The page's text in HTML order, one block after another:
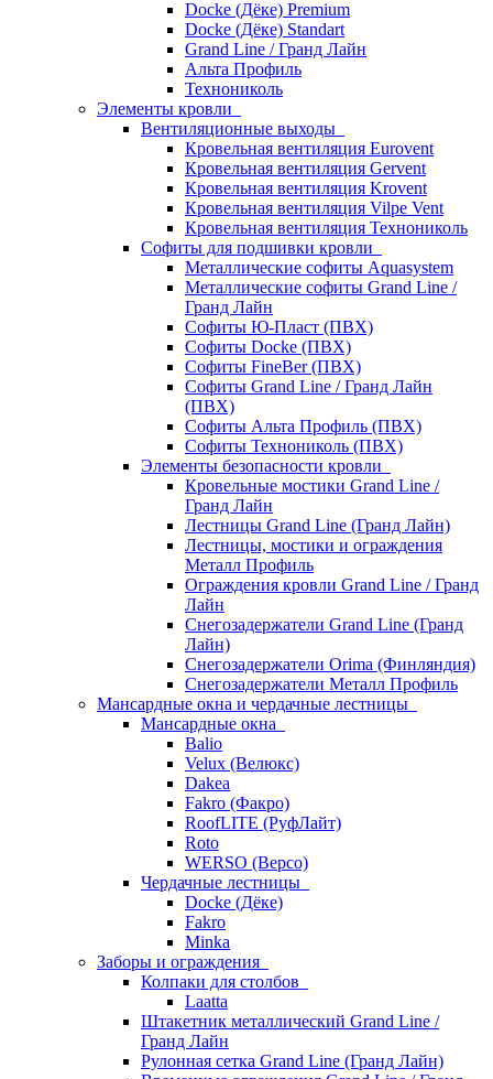
Docke (Дёке) Premium
Docke (Дёке) Standart
Grand Line / Гранд Лайн
Альта Профиль
Технониколь
Элементы кровли
Вентиляционные выходы
Кровельная вентиляция Eurovent
Кровельная вентиляция Gervent
Кровельная вентиляция Krovent
Кровельная вентиляция Vilpe Vent
Кровельная вентиляция Технониколь
Cофиты для подшивки кровли
Металлические софиты Aquasystem
Металлические софиты Grand Line /
Гранд Лайн
Софиты Ю-Пласт (ПВХ)
Софиты Docke (ПВХ)
Софиты FineBer (ПВХ)
Софиты Grand Line / Гранд Лайн
(ПВХ)
Софиты Альта Профиль (ПВХ)
Софиты Технониколь (ПВХ)
Элементы безопасности кровли
Кровельные мостики Grand Line /
Гранд Лайн
Лестницы Grand Line (Гранд Лайн)
Лестницы, мостики и ограждения
Металл Профиль
Ограждения кровли Grand Line / Гранд
Лайн
Снегозадержатели Grand Line (Гранд
Лайн)
Снегозадержатели Orima (Финляндия)
Снегозадержатели Металл Профиль
Мансардные окна и чердачные лестницы
Мансардные окна
Balio
Velux (Велюкс)
Dakea
Fakro (Факро)
RoofLITE (РуфЛайт)
Roto
WERSO (Версо)
Чердачные лестницы
Docke (Дёке)
Fakro
Minka
Заборы и ограждения
Колпаки для столбов
Laatta
Штакетник металлический Grand Line /
Гранд Лайн
Рулонная сетка Grand Line (Гранд Лайн)